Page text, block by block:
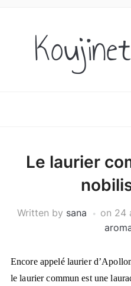
Le laurier
Written by sana on 24
Encore appelé laurier
le laurier commun est une